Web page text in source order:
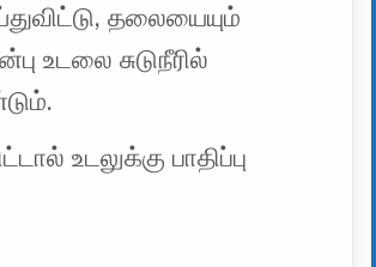
தலையையும்
உடலை சுடுநீரில்
உடலுக்கு பாதிப்பு